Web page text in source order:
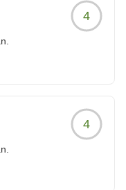
4
4